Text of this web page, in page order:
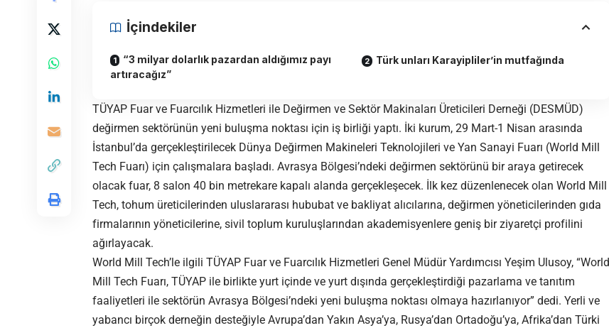
İçindekiler
“3 milyar dolarlık pazardan aldığımız payı
artıracağız”
Türk unları Karayipliler’in mutfağında
TÜYAP Fuar ve Fuarcılık Hizmetleri ile Değirmen ve Sektör Makinaları Üreticileri Derneği (DESMÜD)
değirmen sektörünün yeni buluşma noktası için iş birliği yaptı. İki kurum, 29 Mart-1 Nisan arasında
İstanbul’da gerçekleştirilecek Dünya Değirmen Makineleri Teknolojileri ve Yan Sanayi Fuarı (World Mill
Tech Fuarı) için çalışmalara başladı. Avrasya Bölgesi’ndeki değirmen sektörünü bir araya getirecek
olacak fuar, 8 salon 40 bin metrekare kapalı alanda gerçekleşecek. İlk kez düzenlenecek olan World Mill
Tech, tohum üreticilerinden uluslararası hububat ve bakliyat alıcılarına, değirmen yöneticilerinden gıda
firmalarının yöneticilerine, sivil toplum kuruluşlarından akademisyenlere geniş bir ziyaretçi profilini
ağırlayacak.
World Mill Tech’le ilgili TÜYAP Fuar ve Fuarcılık Hizmetleri Genel Müdür Yardımcısı Yeşim Ulusoy, “World
Mill Tech Fuarı, TÜYAP ile birlikte yurt içinde ve yurt dışında gerçekleştirdiği pazarlama ve tanıtım
faaliyetleri ile sektörün Avrasya Bölgesi’ndeki yeni buluşma noktası olmaya hazırlanıyor” dedi. Yerli ve
yabancı birçok derneğin desteğiyle Avrupa’dan Yakın Asya’ya, Rusya’dan Ortadoğu’ya, Afrika’dan Türki